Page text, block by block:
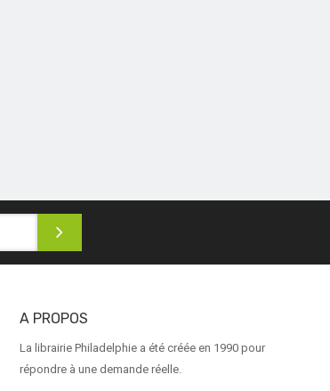
A PROPOS
La librairie Philadelphie a été créée en 1990 pour
répondre à une demande réelle.